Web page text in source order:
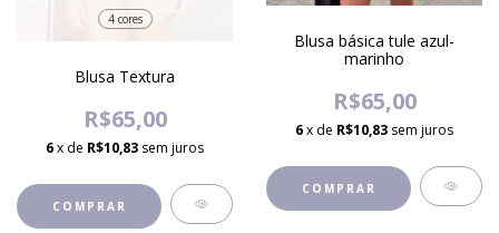
4 cores
Blusa Textura
R$65,00
6x de R$10,83 sem juros
COMPRAR
Blusa básica tule azul-
marinho
R$65,00
6x de R$10,83 sem juros
COMPRAR